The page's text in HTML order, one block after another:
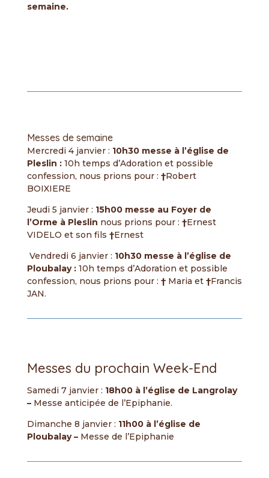
semaine.
Messes de semaine
Mercredi 4 janvier : 10h30 messe à l’église de
Pleslin : 10h temps d’Adoration et possible
confession, nous prions pour : †Robert
BOIXIERE
Jeudi 5 janvier : 15h00 messe au Foyer de
l’Orme à Pleslin nous prions pour : †Ernest
VIDELO et son fils †Ernest
Vendredi 6 janvier : 10h30 messe à l’église de
Ploubalay : 10h temps d’Adoration et possible
confession, nous prions pour : †Maria et †Francis
JAN.
Messes du prochain Week-End
Samedi 7 janvier : 18h00à l’église de Langrolay
– Messe anticipée de l’Epiphanie.
Dimanche 8 janvier : 11h00 à l’église de
Ploubalay– Messe de l’Epiphanie